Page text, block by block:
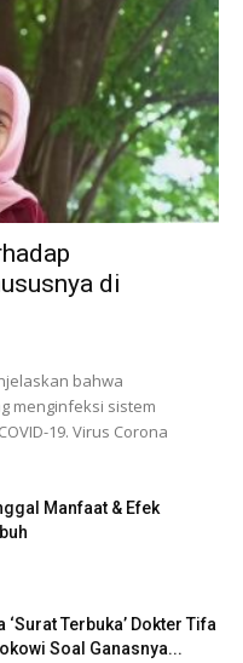
di
bahwa
menginfeksi sistem
19. Virus Corona
Manfaat & Efek
‘Surat Terbuka’ Dokter Tifa
Soal Ganasnya...